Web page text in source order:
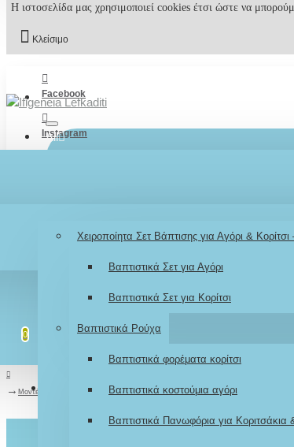
Η ιστοσελίδα μας χρησιμοποιεί cookies έτσι ώστε να
Κλείσιμο
Facebook
Instagram
All
Λίστα επιθυμιώνΕπεξεργασία Λίστας
Σύγκριση Προϊόντων
Χειροποίητα Σετ Βάπτισης για Αγόρι &
Βαπτιστικά Σετ για Αγόρι
Βαπτιστικά Σετ για Κορίτσι
Βαπτιστικά Ρούχα
Βαπτιστικά φορέματα κορίτσι
Βαπτιστικά κοστούμια αγόρι
Βαπτιστικά Πανωφόρια για Κοριτσάκια
REGISTER
0
Μοντέρνο καλοκαιρινό Βαπτιστικό κοστούμι για αγόρι AS10